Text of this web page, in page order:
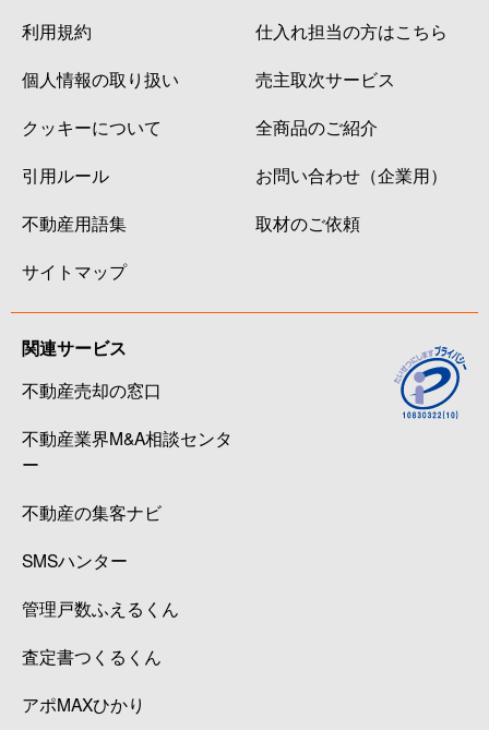
利用規約
個人情報の取り扱い
クッキーについて
引用ルール
不動産用語集
サイトマップ
仕入れ担当の方はこちら
売主取次サービス
全商品のご紹介
お問い合わせ（企業用）
取材のご依頼
関連サービス
不動産売却の窓口
不動産業界M&A相談センタ
ー
不動産の集客ナビ
SMSハンター
管理戸数ふえるくん
査定書つくるくん
アポMAXひかり